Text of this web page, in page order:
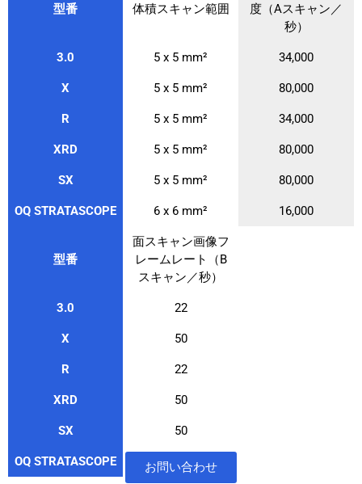
型番 体積スキャン範囲
度（Aスキャン／
秒）
3.0 5 x 5 mm² 34,000
X 5 x 5 mm² 80,000
R 5 x 5 mm² 34,000
XRD 5 x 5 mm² 80,000
SX 5 x 5 mm² 80,000
OQ STRATASCOPE 6 x 6 mm² 16,000
型番
面スキャン画像フ
レームレート（B
スキャン／秒）
3.0 22
X 50
R 22
XRD 50
SX 50
OQ STRATASCOPE 11
お問い合わせ